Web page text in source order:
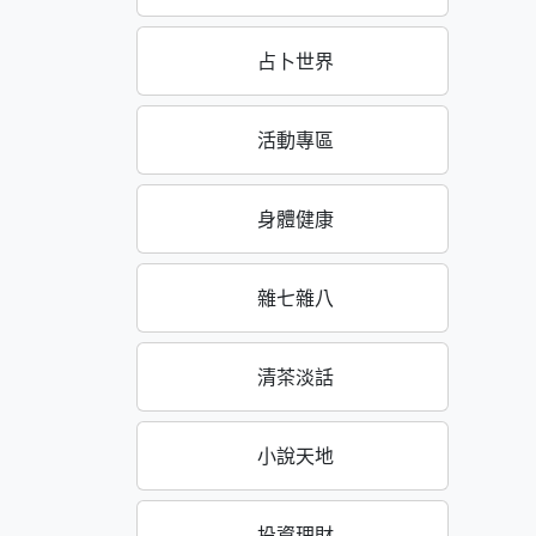
占卜世界
活動專區
身體健康
雜七雜八
清茶淡話
小說天地